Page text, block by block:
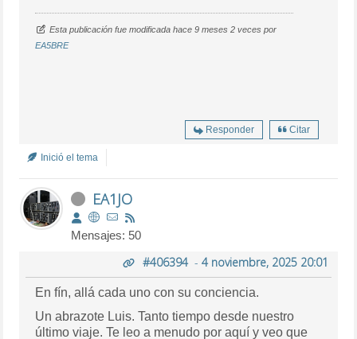
Esta publicación fue modificada hace 9 meses 2 veces por
EA5BRE
Responder Citar
Inició el tema
EA1JO
Mensajes: 50
#406394- 4 noviembre, 2025 20:01
En fín, allá cada uno con su conciencia.
Un abrazote Luis. Tanto tiempo desde nuestro
último viaje. Te leo a menudo por aquí y veo que